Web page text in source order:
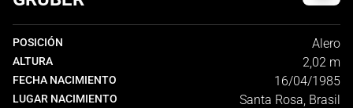
POSICIÓN Alero
ALTURA 2,02 m
FECHA NACIMIENTO 16/04/1985
LUGAR NACIMIENTO Santa Rosa, Brasil